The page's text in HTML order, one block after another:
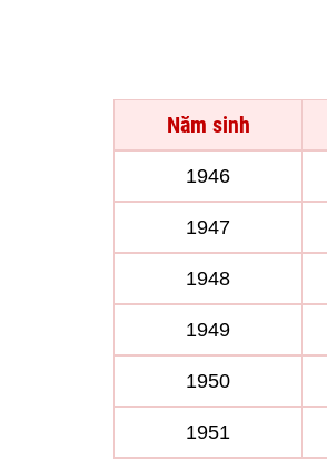
Năm sinh
1946
1947
1948
1949
1950
1951